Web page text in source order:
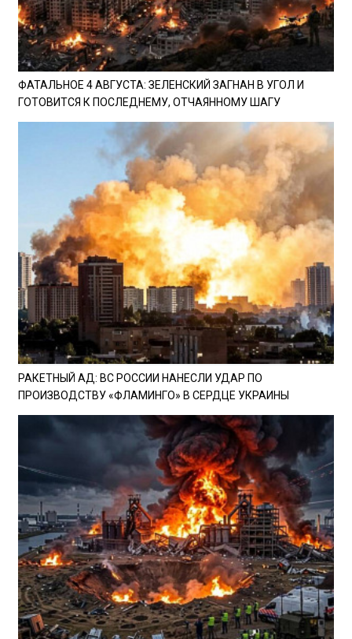
ФАТАЛЬНОЕ 4 АВГУСТА: ЗЕЛЕНСКИЙ ЗАГНАН В УГОЛ И
ГОТОВИТСЯ К ПОСЛЕДНЕМУ, ОТЧАЯННОМУ ШАГУ
РАКЕТНЫЙ АД: ВС РОССИИ НАНЕСЛИ УДАР ПО
ПРОИЗВОДСТВУ «ФЛАМИНГО» В СЕРДЦЕ УКРАИНЫ